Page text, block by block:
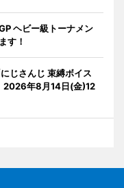
ヘビー級トーナメン
す！
じさんじ 束縛ボイス
2026年8月14日(金)12